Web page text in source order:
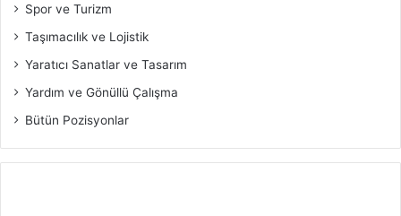
Spor ve Turizm
Taşımacılık ve Lojistik
Yaratıcı Sanatlar ve Tasarım
Yardım ve Gönüllü Çalışma
Bütün Pozisyonlar